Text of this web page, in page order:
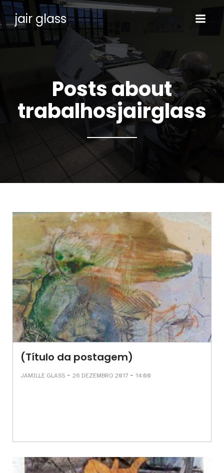
jair glass
Posts about
trabalhosjairglass
(Título da postagem)
JAMILLE GLASS - 26 DEZEMBRO 2017 - 14:00